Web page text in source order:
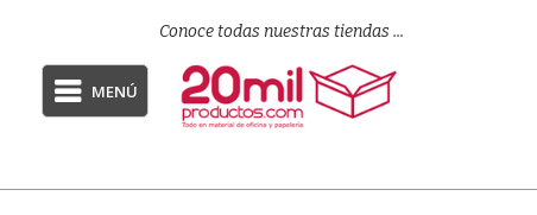
Conoce todas nuestras tiendas ...
MENÚ